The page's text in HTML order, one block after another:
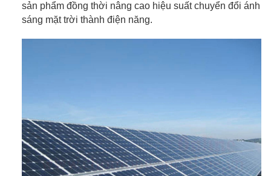
sản phẩm đồng thời nâng cao hiệu suất chuyển đổi ánh
sáng mặt trời thành điện năng.